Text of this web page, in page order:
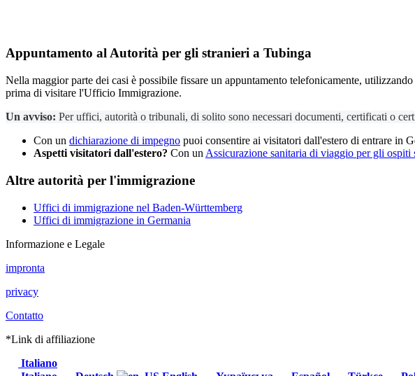
Appuntamento alAutorità per gli stranieri a Tubinga
Nella maggior parte dei casi è possibile fissare un appuntamento telefonicamente,
prima di visitare l'Ufficio Immigrazione.
Un avviso: Per uffici, autorità o tribunali, di solito sono necessari documenti, certificati o
Con un dichiarazione di impegno puoi consentire ai visitatori dall'estero di entrare in
Aspetti visitatori dall'estero? Con un Assicurazione sanitaria di viaggio per gli ospiti
Altre autorità per l'immigrazione
Uffici di immigrazione nel Baden-Württemberg
Uffici di immigrazione in Germania
Informazione e Legale
impronta
privacy
Contatto
*Link di affiliazione
Italiano